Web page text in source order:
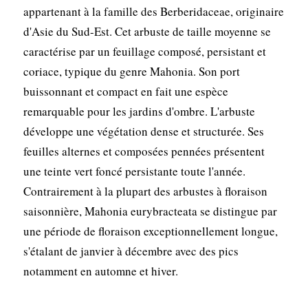
appartenant à la famille des Berberidaceae, originaire
d'Asie du Sud-Est. Cet arbuste de taille moyenne se
caractérise par un feuillage composé, persistant et
coriace, typique du genre Mahonia. Son port
buissonnant et compact en fait une espèce
remarquable pour les jardins d'ombre. L'arbuste
développe une végétation dense et structurée. Ses
feuilles alternes et composées pennées présentent
une teinte vert foncé persistante toute l'année.
Contrairement à la plupart des arbustes à floraison
saisonnière, Mahonia eurybracteata se distingue par
une période de floraison exceptionnellement longue,
s'étalant de janvier à décembre avec des pics
notamment en automne et hiver.